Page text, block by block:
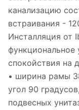
канализацию
встраивания -
Инсталляция от
функциональное
спокойствия на
• ширина рамы
угол 90
подвесных